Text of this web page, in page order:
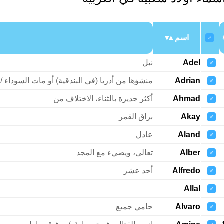
♂ اسم
♂
Adel نبل
♂
Adrian منشؤها من أدريا (في البندقية) أو مات السوداء /
♂
Ahmad أكثر جديرة بالثناء، الاختلاف من
♂
Akay براق القمر
♂
Aland عادل
♂
Alber تعالى، ويضيء مع المجد
♂
Alfredo أحد عشر
♂
Allal
♂
Alvaro حامي جميع